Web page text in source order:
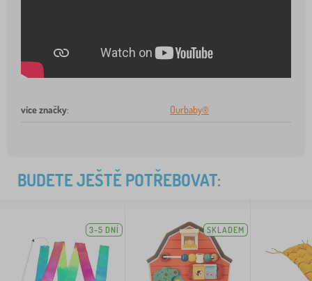
více značky: Ourbaby®
BUDETE JEŠTĚ POTŘEBOVAT:
3-5 DNÍ SKLADEM